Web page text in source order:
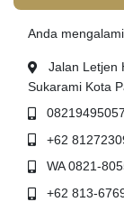
Anda
Jalan Letjen
Sukarami Kota
+62
WA 0821-
+62 813-